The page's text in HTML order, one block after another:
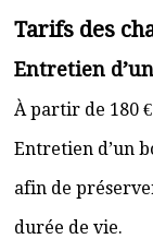
Tarifs des
Entretien
À partir de 180
Entretien d’un
afin de
durée de vie.